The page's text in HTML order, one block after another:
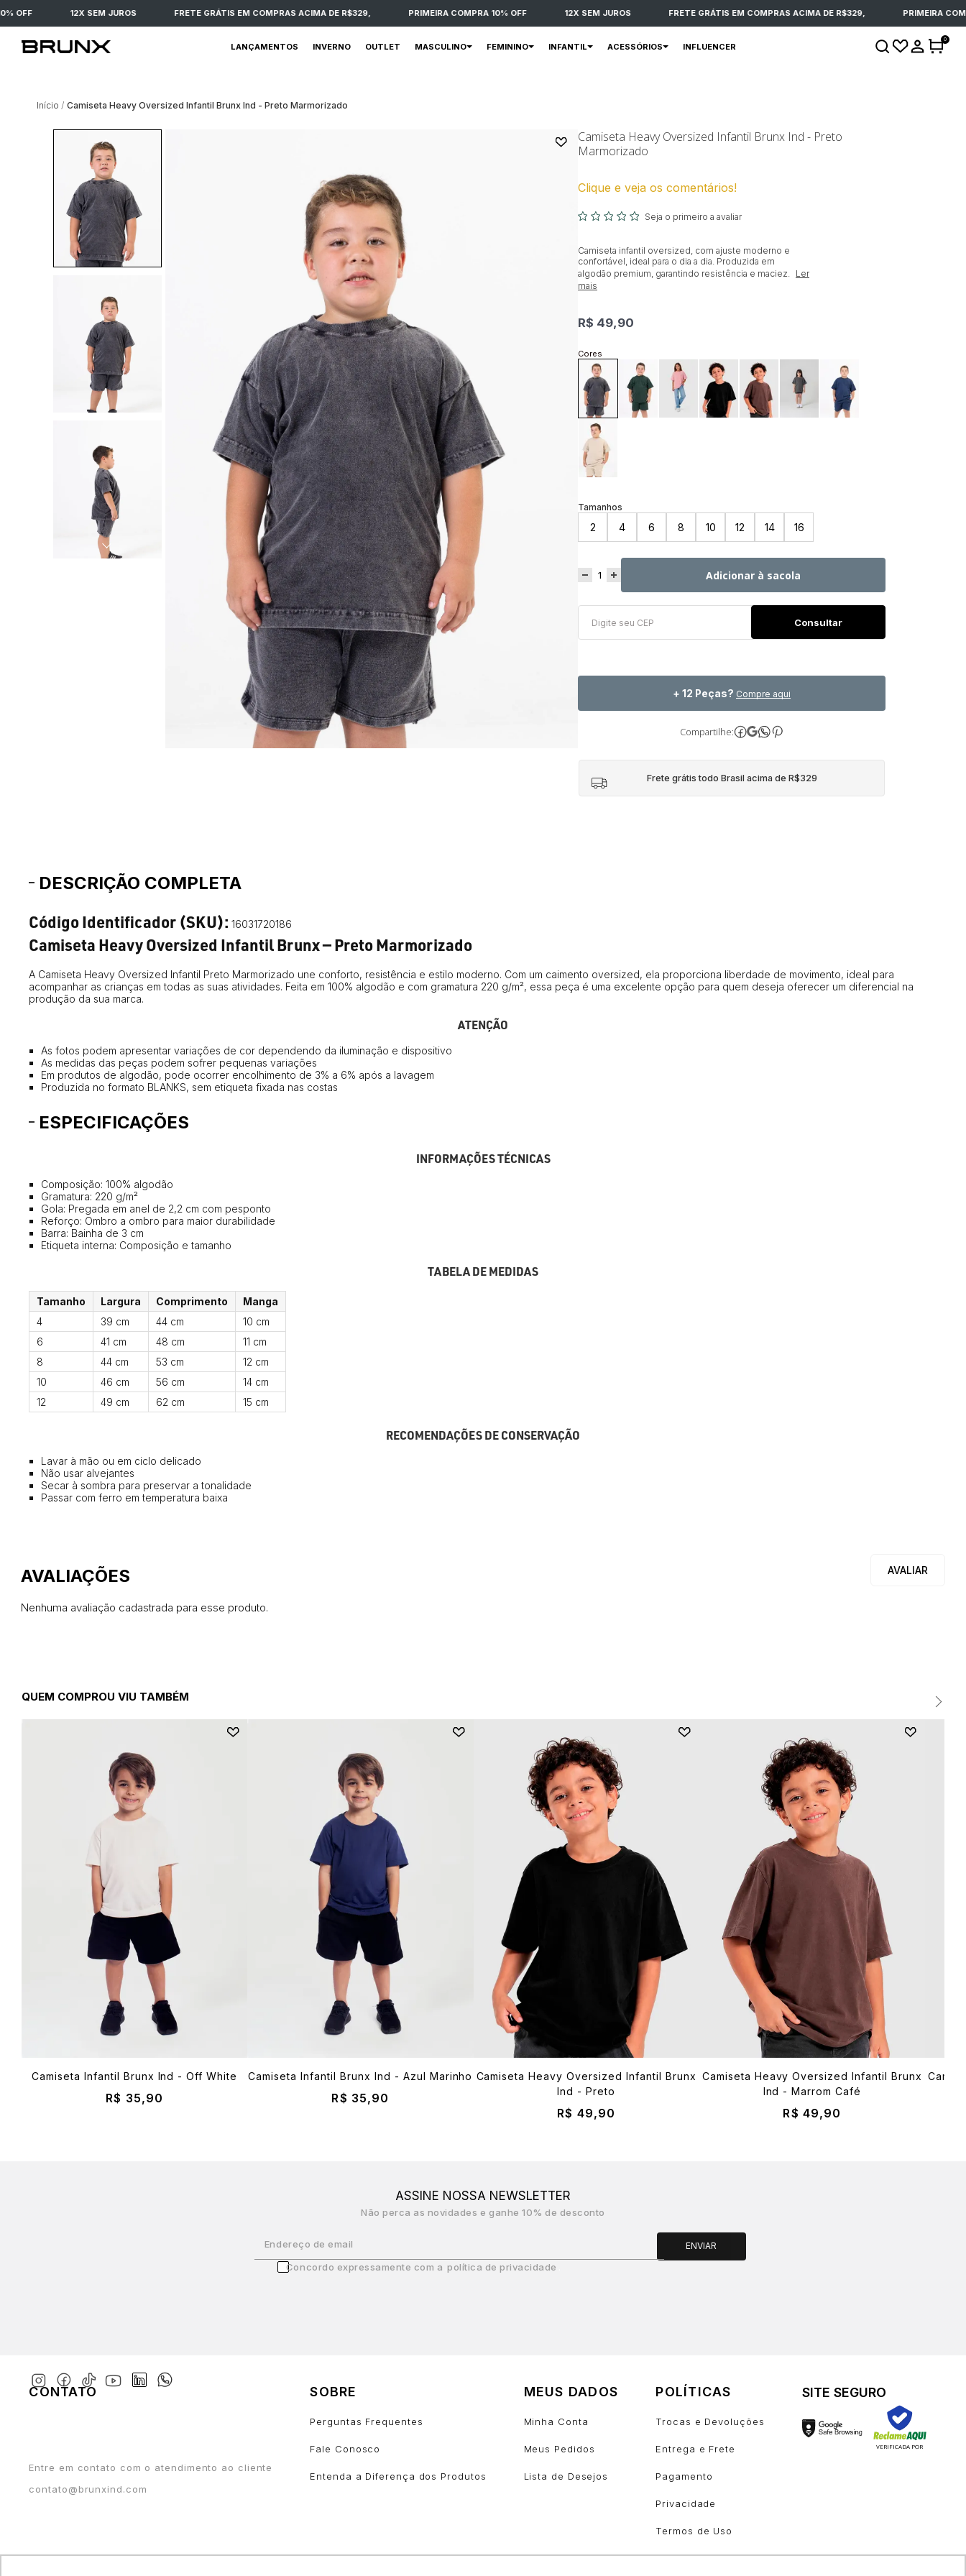
OFF 12X SEM JUROS FRETE GRÁTIS EM COMPRAS ACIMA DE R$329, PRIMEIRA COMPRA 10% OFF 12X SEM JUROS FRETE GRÁTIS EM COMPRAS ACIMA DE R$329, PRIMEIRA
LANÇAMENTOS INVERNO OUTLET MASCULINO FEMININO INFANTIL ACESSÓRIOS INFLUENCER
0
Início Camiseta Heavy Oversized Infantil Brunx Ind - Preto Marmorizado
Camiseta Heavy Oversized Infantil Brunx Ind - Preto
Marmorizado
Clique e veja os comentários!
Seja o primeiro a avaliar
Camiseta infantil oversized, com ajuste moderno e
confortável, ideal para o dia a dia. Produzida em
algodão premium, garantindo resistência e maciez. Ler
mais
R$ 49,90
2 4 6 8 10 12 14 16
Adicionar à sacola
+ 12 Peças? Compre aqui
Compartilhe:
Frete grátis todo Brasil acima de R$329
DESCRIÇÃO COMPLETA
Código Identificador (SKU): 16031720186
Camiseta Heavy Oversized Infantil Brunx — Preto Marmorizado
A Camiseta Heavy Oversized Infantil Preto Marmorizado une conforto, resistência e estilo moderno. Com um caimento oversized, ela proporciona liberdade de movimento, ideal para
acompanhar as crianças em todas as suas atividades. Feita em 100% algodão e com gramatura 220 g/m², essa peça é uma excelente opção para quem deseja oferecer um diferencial na
produção da sua marca.
ATENÇÃO
As fotos podem apresentar variações de cor dependendo da iluminação e dispositivo
As medidas das peças podem sofrer pequenas variações
Em produtos de algodão, pode ocorrer encolhimento de 3% a 6% após a lavagem
Produzida no formato BLANKS, sem etiqueta fixada nas costas
ESPECIFICAÇÕES
INFORMAÇÕES TÉCNICAS
Composição: 100% algodão
Gramatura: 220 g/m²
Gola: Pregada em anel de 2,2 cm com pesponto
Reforço: Ombro a ombro para maior durabilidade
Barra: Bainha de 3 cm
Etiqueta interna: Composição e tamanho
TABELA DE MEDIDAS
Tamanho Largura Comprimento
Manga
4
39 cm 44 cm
10 cm
6
41 cm 48 cm
11 cm
8
44 cm 53 cm
12 cm
10
46 cm 56 cm
14 cm
12
49 cm 62 cm 15 cm
RECOMENDAÇÕES DE CONSERVAÇÃO
Lavar à mão ou em ciclo delicado
Não usar alvejantes
Secar à sombra para preservar a tonalidade
Passar com ferro em temperatura baixa
Nenhuma avaliação cadastrada para esse produto.
QUEM COMPROU VIU TAMBÉM
Camiseta Infantil Brunx Ind - Off White
R$ 35,90
Camiseta Infantil Brunx Ind - Azul Marinho
R$ 35,90
Camiseta Heavy Oversized Infantil Brunx
Ind - Preto
R$ 49,90
Camiseta Heavy Oversized Infantil Brunx
Ind - Marrom Café
R$ 49,90
ASSINE NOSSA NEWSLETTER
Não perca as novidades e ganhe 10% de desconto
Endereço de email ENVIAR
Concordo expressamente com a política de privacidade
CONTATO
Entre em contato com o atendimento ao cliente
contato@brunxind.com
SOBRE
Perguntas Frequentes
Fale Conosco
Entenda a Diferença dos Produtos
MEUS DADOS
Minha Conta
Meus Pedidos
Lista de Desejos
POLÍTICAS
Trocas e Devoluções
Entrega e Frete
Pagamento
Privacidade
Termos de Uso
SITE SEGURO
VERIFICADA POR